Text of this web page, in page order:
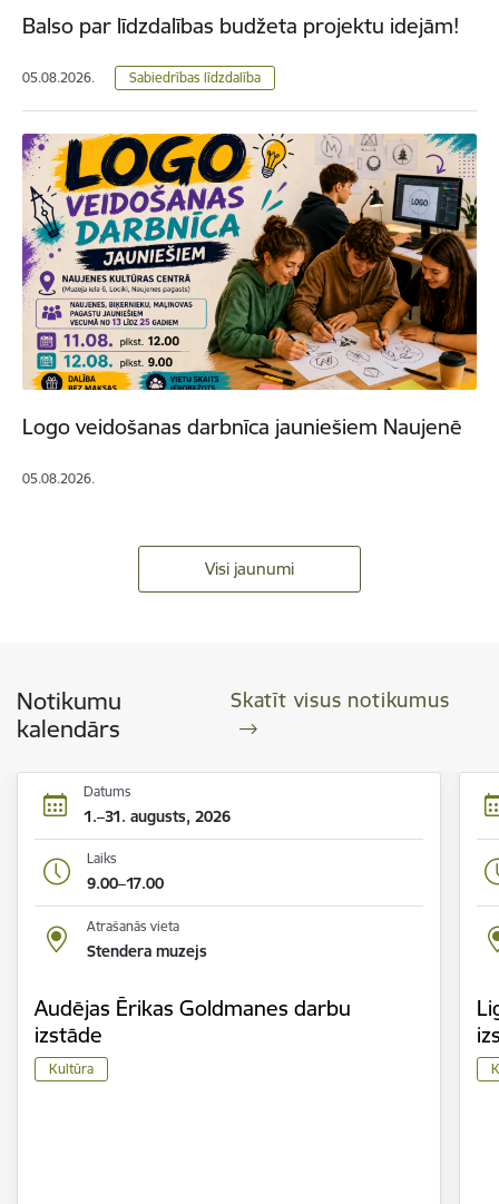
Balso par līdzdalības budžeta projektu idejām!
05.08.2026. Sabiedrības līdzdalība
Logo veidošanas darbnīca jauniešiem Naujenē
05.08.2026.
Visi jaunumi
Notikumu
kalendārs
Skatīt visus notikumus
Datums
1.–31. augusts, 2026
Laiks
9.00–17.00
Atrašanās vieta
Stendera muzejs
Audējas Ērikas Goldmanes darbu
izstāde
Kultūra